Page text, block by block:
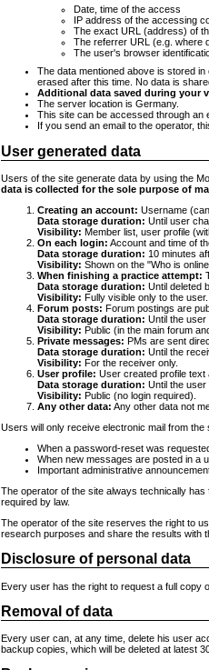
Date, time of the access
IP address of the accessing
The exact URL (address) of
The referrer URL (e.g. where
The user's browser
The data mentioned above is stored
erased after this time. No data is
Additional data saved during your
The server location is Germany.
This site can be accessed through an
If you send an email to the operator,
User generated data
Users of the site generate data by using the
data is collected for the sole purpose of
Creating an account: Username
Data storage duration: Until user
Visibility: Member list, user profile
On each login: Account and time of
Data storage duration: 10 minutes
Visibility: Shown on the "Who is
When finishing a practice attempt:
Data storage duration: Until deleted
Visibility: Fully visible only to the
Forum posts: Forum postings are
Data storage duration: Until the user
Visibility: Public (in the main forum
Private messages: PMs are sent
Data storage duration: Until the
Visibility: For the receiver only.
User profile: User created profile text
Data storage duration: Until the user
Visibility: Public (no login required).
Any other data: Any other data not
Users will only receive electronic mail from the
When a password-reset was
When new messages are posted in a
Important administrative
The operator of the site always technically has
required by law.
The operator of the site reserves the right to
research purposes and share the results with
Disclosure of personal data
Every user has the right to request a full copy
Removal of data
Every user can, at any time, delete his user
backup copies, which will be deleted at latest